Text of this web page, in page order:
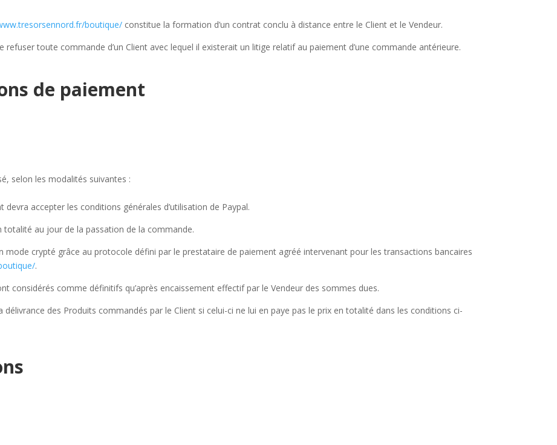
boutique/ constitue la formation d’un contrat conclu à distance entre le Client et le Vendeur.
refuser toute commande d’un Client avec lequel il existerait un litige relatif au paiement d’une commande antérieure.
de paiement
selon les modalités suivantes :
accepter les conditions générales d’utilisation de Paypal.
au jour de la passation de la commande.
mode crypté grâce au protocole défini par le prestataire de paiement agréé intervenant pour les transactions bancaires
.
considérés comme définitifs qu’après encaissement effectif par le Vendeur des sommes dues.
délivrance des Produits commandés par le Client si celui-ci ne lui en paye pas le prix en totalité dans les conditions ci-